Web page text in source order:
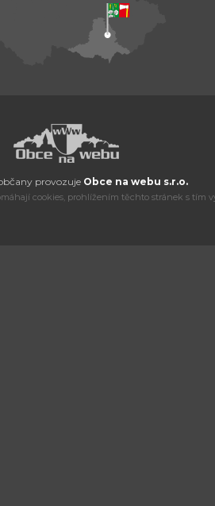
provozuje Obce na webu s.r.o.
cookies, prohlížením těchto stránek s tím